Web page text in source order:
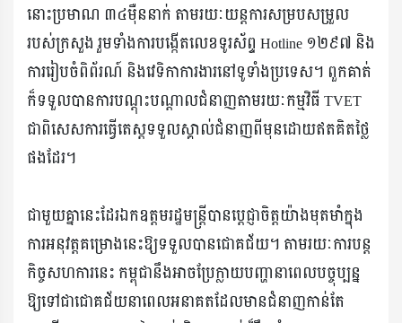
នោះប្រមាណ ៣៤ម៉ឺននាក់ តាមរយៈយន្តការសម្របសម្រួល
របស់ក្រសួង រួមទាំងការបង្កើតលេខទូរស័ព្ទ Hotline ១២៩៧ និង
ការរៀបចំពិព័រណ៍ និងវេទិកាការងារនៅទូទាំងប្រទេស។ ពួកគាត់
ក៏ទទួលបានការបណ្តុះបណ្តាលជំនាញតាមរយៈកម្មវិធី TVET
ជាពិសេសការធ្វើតេស្តទទួលស្គាល់ជំនាញពីមុនដោយឥតគិតថ្លៃ
ផងដែរ។
ជាមួយគ្នានេះដែរឯកឧត្តមរដ្ឋមន្រ្តីបានប្តេជ្ញាចិត្តយ៉ាងមុតមាំក្នុង
ការអនុវត្តគម្រោងនេះឱ្យទទួលបានជោគជ័យ។ តាមរយៈការបន្ត
កិច្ចសហការនេះ កម្ពុជានឹងអាចប្រែក្លាយបញ្ហានាពេលបច្ចុប្បន្ន
ឱ្យទៅជាជោគជ័យនាពេលអនាគតដែលមានជំនាញកាន់តែ